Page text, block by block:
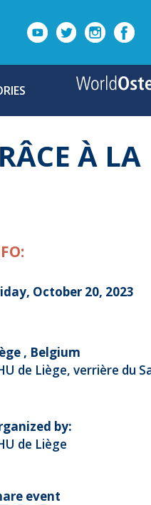
À LA
October 20, 2023
, Belgium
de Liège, verrière du
by:
de Liège
event